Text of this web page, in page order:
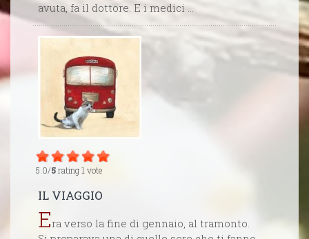
avuta, fa il dottore. E i medici ...
5.0/5rating 1 vote
IL VIAGGIO
Era verso la fine di gennaio, al tramonto.